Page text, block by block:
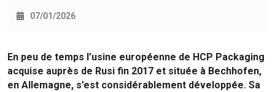
07/01/2026
En peu de temps l’usine européenne de HCP Packaging
acquise auprès de Rusi fin 2017 et située à Bechhofen,
en Allemagne, s’est considérablement développée. Sa